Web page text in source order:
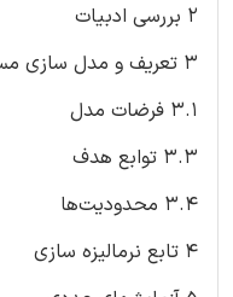
2 بررسی ادبیات
3 تعریف و مدل سازی مسئله
3.1 فرضات مدل
3.3 توابع هدف
3.4 محدودیت‌ها
4 تابع نرمالیزه سازی